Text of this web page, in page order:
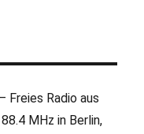
Freies Radio aus
MHz in Berlin,